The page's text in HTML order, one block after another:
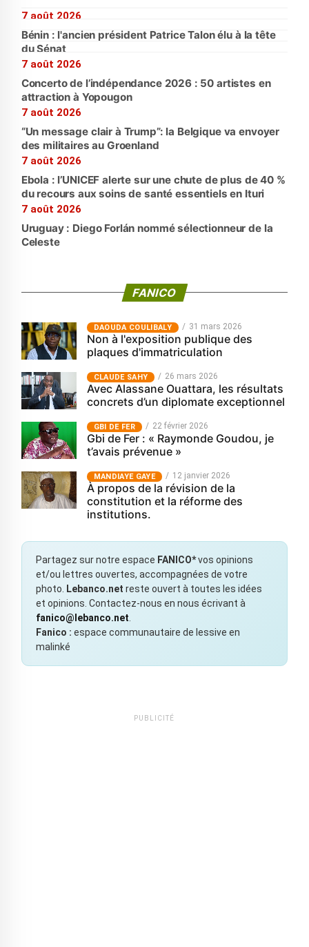
7 août 2026
Bénin : l'ancien président Patrice Talon élu à la tête
du Sénat
7 août 2026
Concerto de l’indépendance 2026 : 50 artistes en
attraction à Yopougon
7 août 2026
“Un message clair à Trump”: la Belgique va envoyer
des militaires au Groenland
7 août 2026
Ebola : l’UNICEF alerte sur une chute de plus de 40 %
du recours aux soins de santé essentiels en Ituri
7 août 2026
Uruguay : Diego Forlán nommé sélectionneur de la
Celeste
FANICO
‎DAOUDA COULIBALY 31 mars 2026
Non à l'exposition publique des
plaques d'immatriculation
CLAUDE SAHY 26 mars 2026
Avec Alassane Ouattara, les résultats
concrets d’un diplomate exceptionnel
GBI DE FER 22 février 2026
Gbi de Fer : « Raymonde Goudou, je
t’avais prévenue »
MANDIAYE GAYE 12 janvier 2026
À propos de la révision de la
constitution et la réforme des
institutions.
Partagez sur notre espace FANICO*vos opinions
et/ou lettres ouvertes, accompagnées de votre
photo. Lebanco.net reste ouvert à toutes les idées
et opinions. Contactez-nous en nous écrivant à
fanico@lebanco.net.
Fanico : espace communautaire de lessive en
malinké
PUBLICITÉ